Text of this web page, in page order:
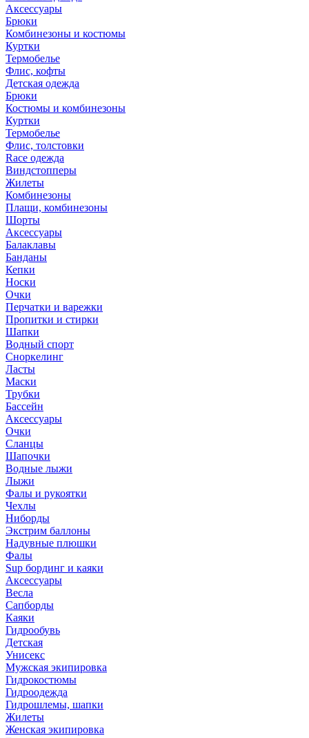
Аксессуары
Брюки
Комбинезоны и костюмы
Куртки
Термобелье
Флис, кофты
Детская одежда
Брюки
Костюмы и комбинезоны
Куртки
Термобелье
Флис, толстовки
Race одежда
Виндстопперы
Жилеты
Комбинезоны
Плащи, комбинезоны
Шорты
Аксессуары
Балаклавы
Банданы
Кепки
Носки
Очки
Перчатки и варежки
Пропитки и стирки
Шапки
Водный спорт
Сноркелинг
Ласты
Маски
Трубки
Бассейн
Аксессуары
Очки
Сланцы
Шапочки
Водные лыжи
Лыжи
Фалы и рукоятки
Чехлы
Ниборды
Экстрим баллоны
Надувные плюшки
Фалы
Sup бординг и каяки
Аксессуары
Весла
Сапборды
Каяки
Гидрообувь
Детская
Унисекс
Мужская экипировка
Гидрокостюмы
Гидроодежда
Гидрошлемы, шапки
Жилеты
Женская экипировка